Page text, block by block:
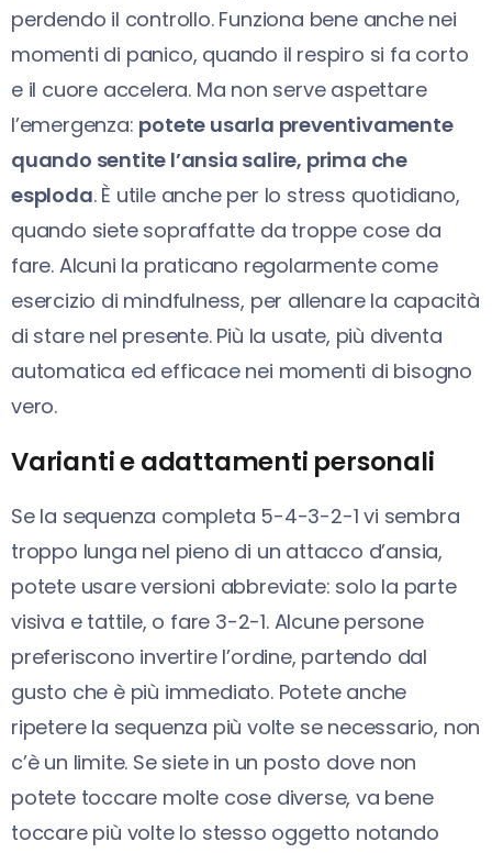
perdendo il controllo. Funziona bene anche nei
momenti di panico, quando il respiro si fa corto
e il cuore accelera. Ma non serve aspettare
l’emergenza: potete usarla preventivamente
quando sentite l’ansia salire, prima che
esploda. È utile anche per lo stress quotidiano,
quando siete sopraffatte da troppe cose da
fare. Alcuni la praticano regolarmente come
esercizio di mindfulness, per allenare la capacità
di stare nel presente. Più la usate, più diventa
automatica ed efficace nei momenti di bisogno
vero.
Varianti e adattamenti personali
Se la sequenza completa 5-4-3-2-1 vi sembra
troppo lunga nel pieno di un attacco d’ansia,
potete usare versioni abbreviate: solo la parte
visiva e tattile, o fare 3-2-1. Alcune persone
preferiscono invertire l’ordine, partendo dal
gusto che è più immediato. Potete anche
ripetere la sequenza più volte se necessario, non
c’è un limite. Se siete in un posto dove non
potete toccare molte cose diverse, va bene
toccare più volte lo stesso oggetto notando